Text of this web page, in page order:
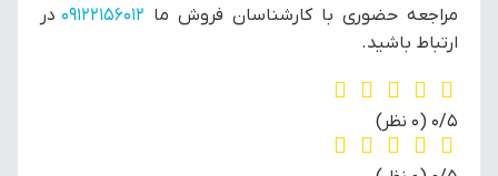
مراجعه حضوری با کارشناسان فروش ما 09122156012 در
ارتباط باشید.
‫0/5 ‫(0 نظر)